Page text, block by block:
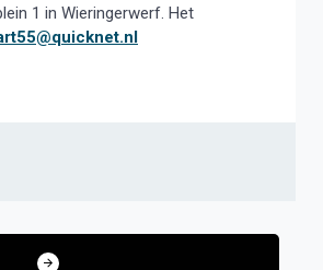
1 in Wieringerwerf. Het